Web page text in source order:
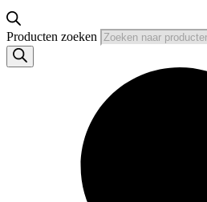
Producten zoeken